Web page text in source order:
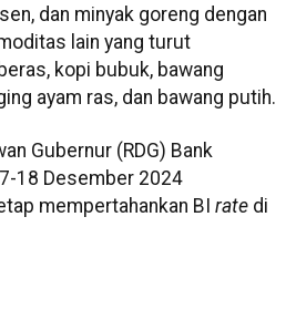
dan minyak goreng dengan
lain yang turut
kopi bubuk, bawang
ayam ras, dan bawang putih.
Gubernur (RDG) Bank
18 Desember 2024
mempertahankan BI rate di